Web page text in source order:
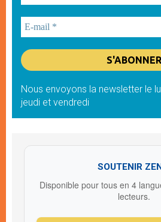
Nous envoyons la newsletter le
jeudi et vendredi
SOUTENIR
Disponible pour tous en 4
lecteurs.